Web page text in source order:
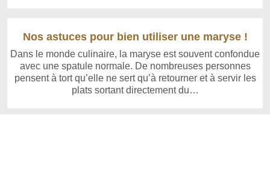
Nos astuces pour bien utiliser une maryse !
Dans le monde culinaire, la maryse est souvent confondue
avec une spatule normale. De nombreuses personnes
pensent à tort qu’elle ne sert qu’à retourner et à servir les
plats sortant directement du…